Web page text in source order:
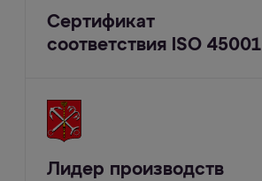
Сертификат
соответствия ISO 45001
Лидер производств